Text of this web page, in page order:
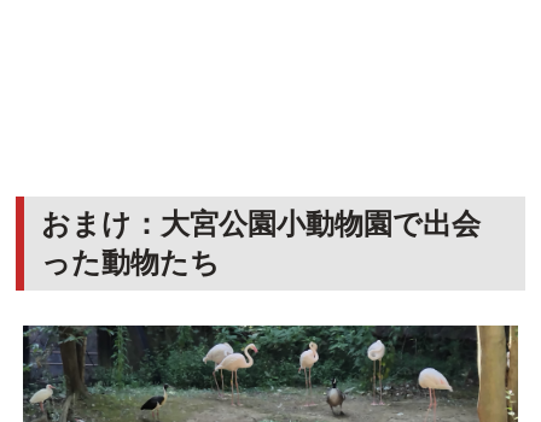
おまけ：大宮公園小動物園で出会
った動物たち